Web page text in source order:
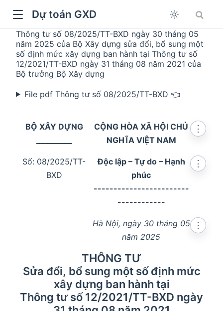
Dự toán GXD
Thông tư số 08/2025/TT-BXD ngày 30 tháng 05
năm 2025 của Bộ Xây dựng sửa đổi, bổ sung một
số định mức xây dựng ban hành tại Thông tư số
12/2021/TT-BXD ngày 31 tháng 08 năm 2021 của
Bộ trưởng Bộ Xây dựng
File pdf Thông tư số 08/2025/TT-BXD 👈
BỘ XÂY DỰNG
Số: 08/2025/TT-
BXD
CỘNG HÒA XÃ HỘI CHỦ
NGHĨA VIỆT NAM
⋮
Độc lập – Tự do – Hạnh
phúc
------------------------
------------
⋮
Hà Nội, ngày 30 tháng 05
năm 2025
⋮
THÔNG TƯ
Sửa đổi, bổ sung một số định mức
xây dựng ban hành tại
Thông tư số 12/2021/TT-BXD ngày